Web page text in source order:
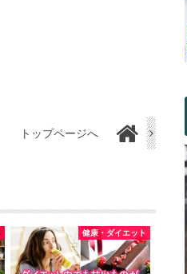
トップページへ
健康・ダイエット